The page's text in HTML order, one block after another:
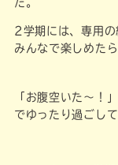
た。
2学期には、専用の
みんなで楽しめた
「お腹空いた～！
でゆったり過ごし